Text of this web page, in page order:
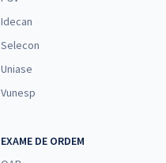
Idecan
Selecon
Uniase
Vunesp
EXAME DE ORDEM